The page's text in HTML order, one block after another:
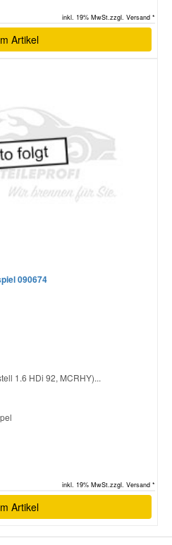
inkl. 19% MwSt.zzgl. Versand *
Artikel
090674
1.6 HDi 92, MCRHY)...
inkl. 19% MwSt.zzgl. Versand *
Artikel